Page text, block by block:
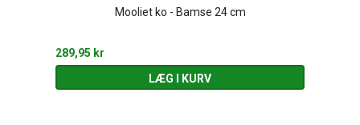
Mooliet ko - Bamse 24 cm
289,95 kr
LÆG I KURV